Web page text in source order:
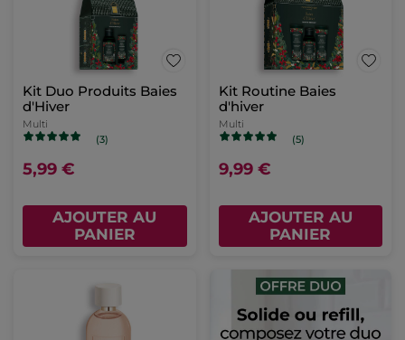
Kit Duo Produits Baies
d'Hiver
Multi
(3)
5,99 €
AJOUTER AU
PANIER
Kit Routine Baies
d'hiver
Multi
(5)
9,99 €
AJOUTER AU
PANIER